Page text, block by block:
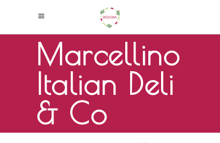
Marcellino
Italian Deli
& Co